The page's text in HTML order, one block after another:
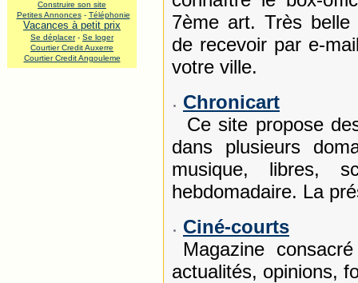
Construire son site
Petites Annonces- Téléphonie
Vacances à petit prix
Se déplacer- Se loger
Courtier Credit Auxerre
Courtier Credit Angouleme
7ème art. Très belle
de recevoir par e-
votre ville.
Chronicart
Ce site propose
dans plusieurs
musique, libres,
hebdomadaire. La
Ciné-courts
Magazine
actualités, opinions,